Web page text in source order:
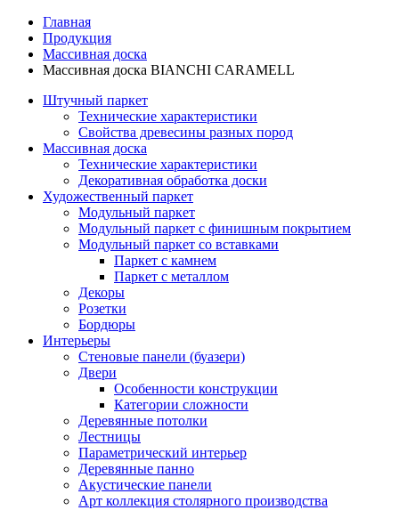
Главная
Продукция
Массивная доска
Массивная доска BIANCHI CARAMELL
Штучный паркет
Технические характеристики
Свойства древесины разных пород
Массивная доска
Технические характеристики
Декоративная обработка доски
Художественный паркет
Модульный паркет
Модульный паркет с финишным покрытием
Модульный паркет со вставками
Паркет с камнем
Паркет с металлом
Декоры
Розетки
Бордюры
Интерьеры
Стеновые панели (буазери)
Двери
Особенности конструкции
Категории сложности
Деревянные потолки
Лестницы
Параметрический интерьер
Деревянные панно
Акустические панели
Арт коллекция столярного производства